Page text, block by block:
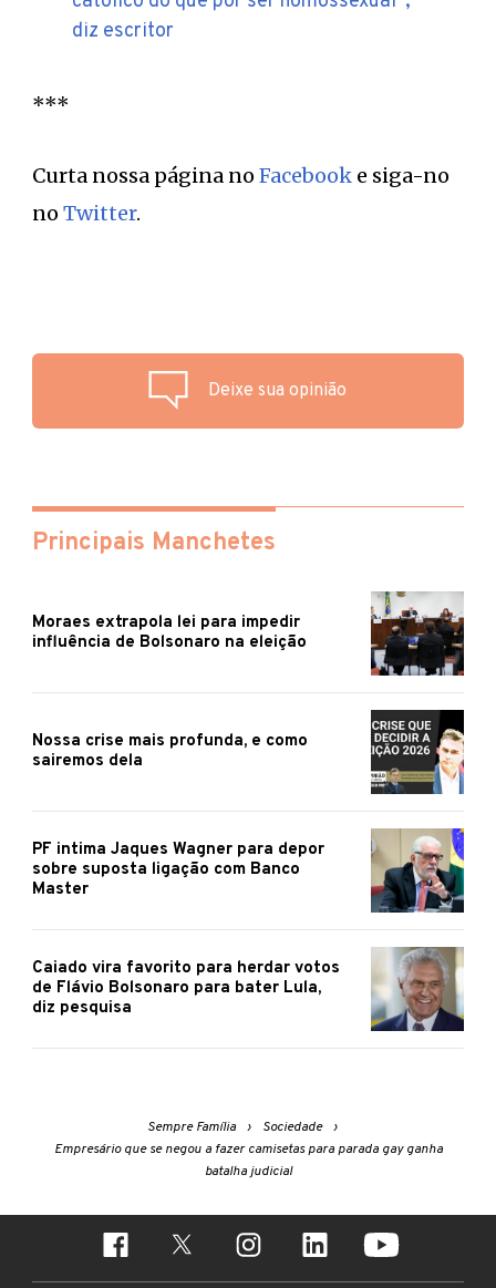
diz escritor
***
Curta nossa página no Facebook e siga-no
no Twitter.
Deixe sua opinião
Principais Manchetes
Moraes extrapola lei para impedir
influência de Bolsonaro na eleição
Nossa crise mais profunda, e como
sairemos dela
PF intima Jaques Wagner para depor
sobre suposta ligação com Banco
Master
Caiado vira favorito para herdar votos
de Flávio Bolsonaro para bater Lula,
diz pesquisa
Sempre Família
Sociedade
Empresário que se negou a fazer camisetas para parada gay ganha
batalha judicial